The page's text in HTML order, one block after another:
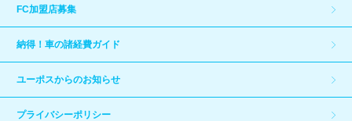
FC加盟店募集
納得！車の諸経費ガイド
ユーポスからのお知らせ
プライバシーポリシー